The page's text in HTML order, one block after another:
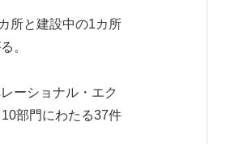
所と建設中の1カ所
。
ーショナル・エク
部門にわたる37件